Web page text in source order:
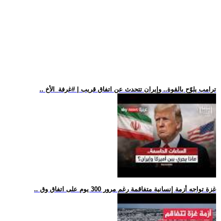
.. ترامب يلوّح بالقوة.. وإيران تتحدث عن اتفاق قريب | #غرفة_الأخ
.. غزة تواجه أزمة إنسانية متفاقمة رغم مرور 300 يوم على اتفاق وق